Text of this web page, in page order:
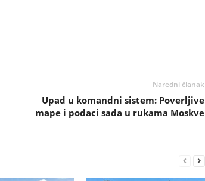
Naredni članak
Upad u komandni sistem: Poverljive
mape i podaci sada u rukama Moskve